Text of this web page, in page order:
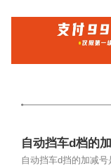
自动挡车d档的
自动挡车d挡的加减